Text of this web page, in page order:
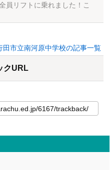
員リフトに乗れました！こ
市立南河原中学校の記事一覧
クURL